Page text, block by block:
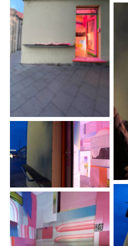
Foto: Ena
Oppenheimer